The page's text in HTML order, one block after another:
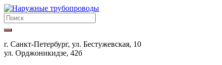
г. Санкт-Петербург, ул. Бестужевская, 10
ул. Орджоникидзе, 42б